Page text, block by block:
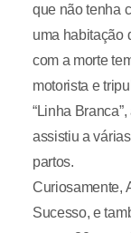
que não tenha
uma habitação
com a morte
motorista e
“Linha
assistiu a
partos.
Curiosamente,
Sucesso, e